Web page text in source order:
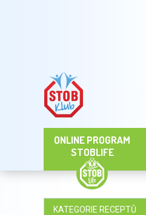
ONLINE PROGRAM
STOBLIFE
KATEGORIE RECEPTŮ